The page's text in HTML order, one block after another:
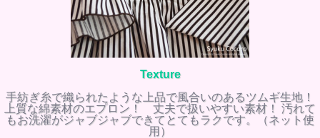
Texture
手紡ぎ糸で織られたような上品で風合いのあるツムギ生地！
上質な綿素材のエプロン！ 丈夫で扱いやすい素材！ 汚れて
もお洗濯がジャブジャブできてとてもラクです。（ネット使
用）